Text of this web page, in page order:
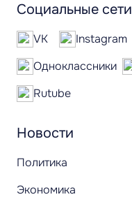
Новости
Политика
Экономика
Социальные сети
VK Instagram
Одноклассники
Rutube